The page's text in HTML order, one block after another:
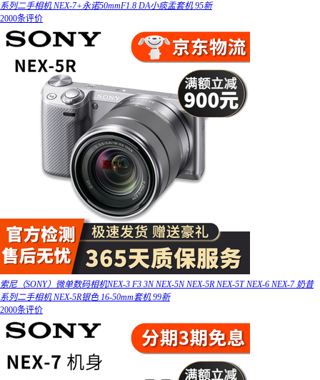
系列二手相机 NEX-7+永诺50mmF1.8 DA小痰盂套机 95新
2000条评价
索尼（SONY）微单数码相机NEX-3 F3 3N NEX-5N NEX-5R NEX-5T NEX-6 NEX-7 奶昔
系列二手相机 NEX-5R银色 16-50mm套机 99新
2000条评价